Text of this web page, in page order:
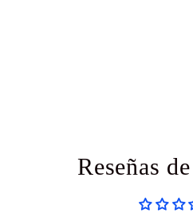
Reseñas